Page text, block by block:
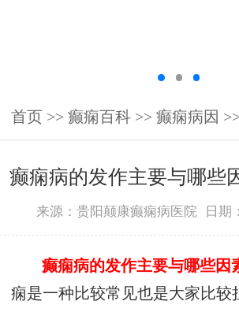
首页 >> 癫痫百科 >> 癫痫病因
癫痫病的发作主要与哪些
来源：贵阳颠康癫痫病医院 日期
癫痫病的发作主要与哪些因
痫是一种比较常见也是大家比较